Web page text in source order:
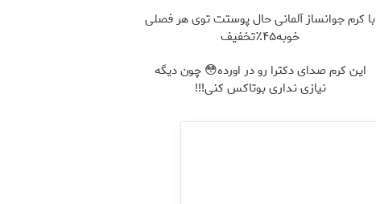
با کرم جوانساز آلمانی حال پوستت توی هر فصلی
خوبه۴۵٪تخفیف
این کرم صدای دکترا رو در اورده😳 چون دیگه
نیازی نداری بوتاکس کنی!!!